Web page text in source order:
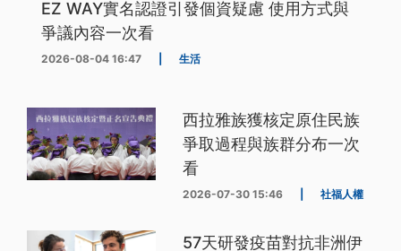
EZ WAY實名認證引發個資疑慮 使用方式與
爭議內容一次看
2026-08-04 16:47 生活
西拉雅族獲核定原住民族
爭取過程與族群分布一次
看
2026-07-30 15:46 社福人權
57天研發疫苗對抗非洲伊